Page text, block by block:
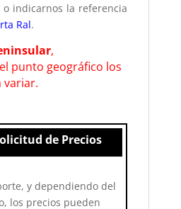
indicarnos la referencia
Ral.
,
punto geográfico los
variar.
de Precios
y dependiendo del
los precios pueden